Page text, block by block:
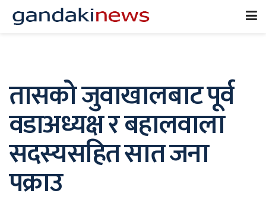
तासको जुवाखालबाट पूर्व
वडाअध्यक्ष र बहालवाला
सदस्यसहित सात जना
पक्राउ